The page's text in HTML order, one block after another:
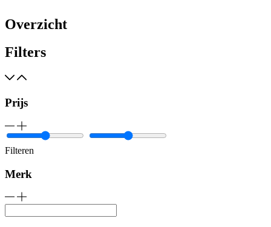
Overzicht
Filters
Prijs
Filteren
Merk